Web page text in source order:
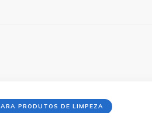
PRODUTOS DE LIMPEZA